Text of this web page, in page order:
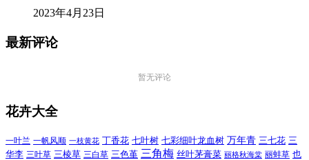
2023年4月23日
最新评论
暂无评论
花卉大全
一叶兰 一帆风顺 一枝黄花 丁香花 七叶树 七彩细叶龙血树 万年青 三七花 三
华李 三叶草 三棱草 三白草 三色堇 三角梅 丝叶茅膏菜 丽格秋海棠 丽蚌草 也